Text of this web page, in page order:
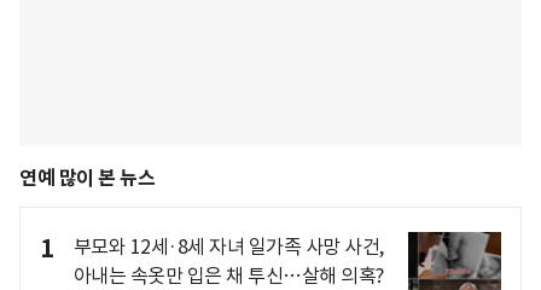
연예 많이 본 뉴스
1
부모와 12세·8세 자녀 일가족 사망 사건,
아내는 속옷만 입은 채 투신…살해 의혹?